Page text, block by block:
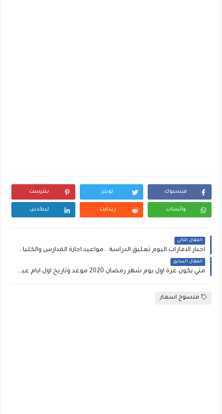
فيسبوك تويتر بنترست
واتساب ريدايت لينكدين
المقال التالي
اخبار الامارات اليوم تعليق الدراسة ..مواعيد اجازة المدارس والكليات بسبب كورونا
المقال السابق
متي يكون غرة اول يوم شهر رمضان 2020 موعد وتاريخ اول ايام عيد الفطر 1441 في مصر والسعودية ودول المغرب
منسوخ اسعار